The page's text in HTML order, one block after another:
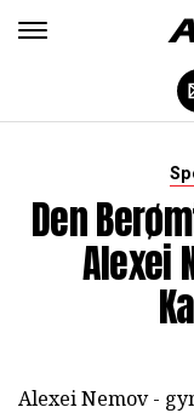
Den
Alexei
Alexei Nemov -